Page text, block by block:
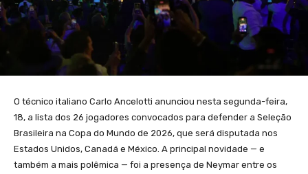
O técnico italiano Carlo Ancelotti anunciou nesta segunda-feira,
18, a lista dos 26 jogadores convocados para defender a Seleção
Brasileira na Copa do Mundo de 2026, que será disputada nos
Estados Unidos, Canadá e México. A principal novidade — e
também a mais polêmica — foi a presença de Neymar entre os